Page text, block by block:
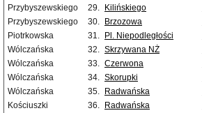
Przybyszewskiego
29. Kilińskiego
Przybyszewskiego
30. Brzozowa
Piotrkowska
31. Pl. Niepodległości
Wólczańska
32. Skrzywana NŻ
Wólczańska
33. Czerwona
Wólczańska
34. Skorupki
Wólczańska
35. Radwańska
Kościuszki
36. Radwańska